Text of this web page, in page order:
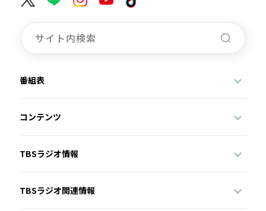
番組表
コンテンツ
TBSラジオ情報
TBSラジオ関連情報